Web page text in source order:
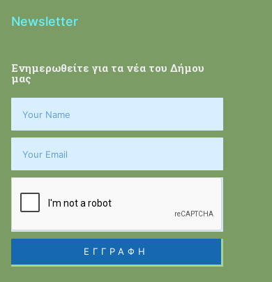
Newsletter
Ενημερωθείτε για τα νέα του Δήμου
μας
ΕΓΓΡΑΦΗ